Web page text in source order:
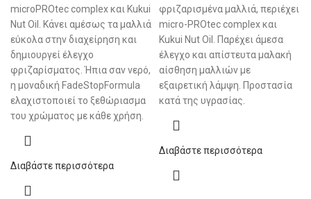
microPROtec complex και Kukui
Nut Oil. Κάνει αμέσως τα μαλλιά
εύκολα στην διαχείρηση και
δημιουργεί έλεγχο
φριζαρίσματος. Ήπια σαν νερό,
η μοναδική FadeStopFormula
ελαχιστοποιεί το ξεθώριασμα
του χρώματος με κάθε χρήση.
Διαβάστε περισσότερα
φριζαρισμένα μαλλιά, περιέχει
micro-PROtec complex και
Kukui Nut Oil. Παρέχει άμεσα
έλεγχο και απίστευτα μαλακή
αίσθηση μαλλιών με
εξαιρετική λάμψη. Προστασία
κατά της υγρασίας.
Διαβάστε περισσότερα